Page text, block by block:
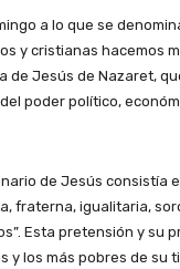
a lo que se
y cristianas hacemos
de Jesús de Nazaret,
poder político,
de Jesús consistía
fraterna, igualitaria,
Esta pretensión y su
y los más pobres de su